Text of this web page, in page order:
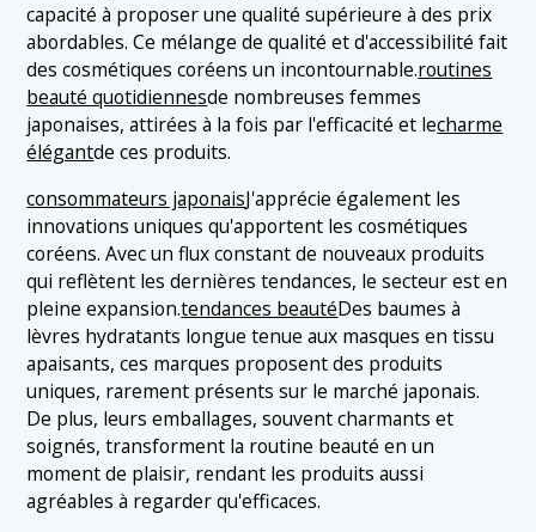
capacité à proposer une qualité supérieure à des prix
abordables. Ce mélange de qualité et d'accessibilité fait
des cosmétiques coréens un incontournable.routines
beauté quotidiennesde nombreuses femmes
japonaises, attirées à la fois par l'efficacité et lecharme
élégantde ces produits.
consommateurs japonaisJ'apprécie également les
innovations uniques qu'apportent les cosmétiques
coréens. Avec un flux constant de nouveaux produits
qui reflètent les dernières tendances, le secteur est en
pleine expansion.tendances beautéDes baumes à
lèvres hydratants longue tenue aux masques en tissu
apaisants, ces marques proposent des produits
uniques, rarement présents sur le marché japonais.
De plus, leurs emballages, souvent charmants et
soignés, transforment la routine beauté en un
moment de plaisir, rendant les produits aussi
agréables à regarder qu'efficaces.